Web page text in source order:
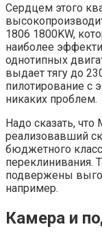
Сердцем этого
1806 1800KW,
наиболее
однотипных
выдает тягу до
пилотирование с
никаких проблем.
Надо сказать,
реализовавший
бюджетного
переклинивания.
подвержены
например.
Камера и